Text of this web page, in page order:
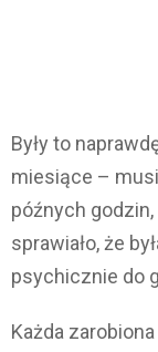
Były to
miesiące –
późnych
sprawiało, że
psychicznie do
Każda